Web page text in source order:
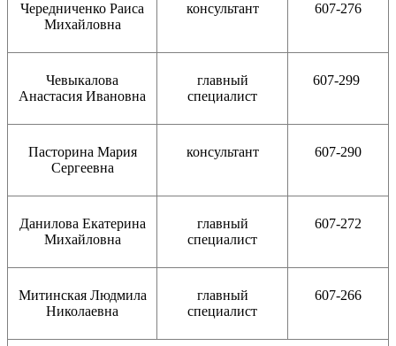
Чередниченко Раиса
Михайловна
консультант 607-276
Чевыкалова
Анастасия Ивановна
главный
специалист
607-299
Пасторина Мария
Сергеевна
консультант 607-290
Данилова Екатерина
Михайловна
главный
специалист
607-272
Митинская Людмила
Николаевна
главный
специалист
607-266